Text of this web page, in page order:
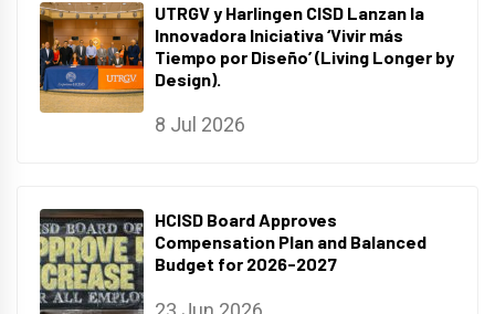
UTRGV y Harlingen CISD Lanzan la
Innovadora Iniciativa ‘Vivir más
Tiempo por Diseño’ (Living Longer by
Design).
8 Jul 2026
HCISD Board Approves
Compensation Plan and Balanced
Budget for 2026-2027